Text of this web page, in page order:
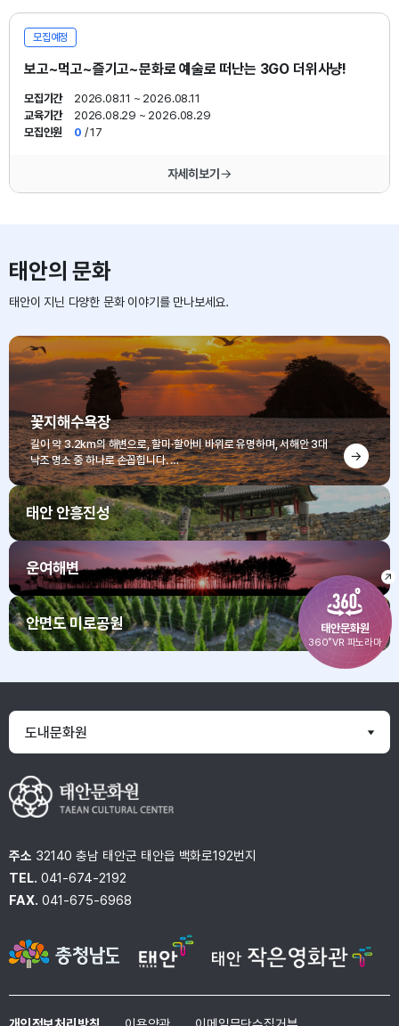
스포츠댄스 초급반 개설을 기대해 주셨던 분들께 깊이 양해를 부탁드리며, 앞으로
있도록
노력하겠습니다.
태안문화원 드림
모집예정
보고~먹고~즐기고~문화로 예술로 떠난는 3GO 더위사냥!
모집기간
2026.08.11 ~ 2026.08.11
교육기간
2026.08.29 ~ 2026.08.29
모집인원
0 / 17
자세히보기
태안의 문화
태안이 지닌 다양한 문화 이야기를 만나보세요.
꽃지해수욕장
길이 약 3.2km의 해변으로, 할미·할아비 바위로 유명하며, 서해안 3대
낙조 명소 중 하나로 손꼽힙니다.
특히, 꽃지해수욕장은 고운 백사장과 붉게 물드는 낙조, 전설이 깃든 할미
·할아비 바위가 어우러진 명소입니다.
태안 안흥진성
운여해변
안면도 미로공원 태안문화원
360˚VR 파노라마
주소 32140 충남 태안군 태안읍 백화로192번지
TEL. 041-674-2192
FAX. 041-675-6968
도내문화원